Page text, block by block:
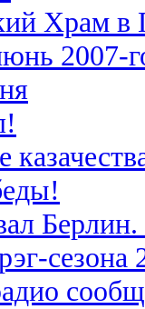
Храм в
2007-
сезона